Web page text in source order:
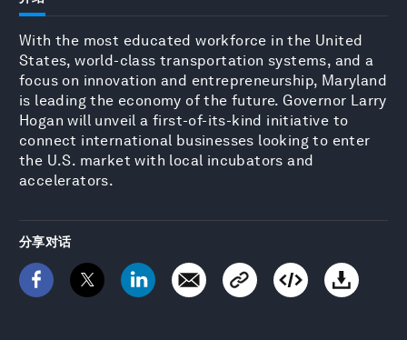
With the most educated workforce in the United
States, world-class transportation systems, and a
focus on innovation and entrepreneurship, Maryland
is leading the economy of the future. Governor Larry
Hogan will unveil a first-of-its-kind initiative to
connect international businesses looking to enter
the U.S. market with local incubators and
accelerators.
分享对话